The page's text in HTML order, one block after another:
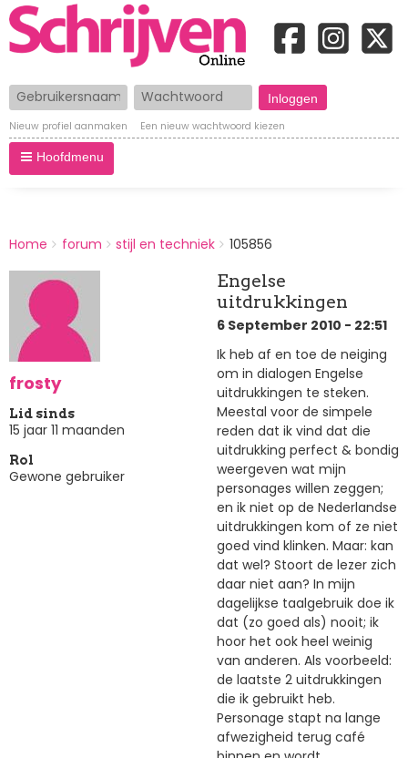
Gebruikersnaam Wachtwoord
Nieuw profiel aanmaken Een nieuw wachtwoord kiezen
Hoofdmenu
BREADCRUMBS
You
here:
Home forum stijl en techniek 105856
frosty
Lid sinds
15 jaar 11 maanden
Rol
Gewone gebruiker
Engelse
uitdrukkingen
6 September 2010 - 22:51
Ik heb af en toe de neiging
om in dialogen Engelse
uitdrukkingen te steken.
Meestal voor de simpele
reden dat ik vind dat die
uitdrukking perfect & bondig
weergeven wat mijn
personages willen zeggen;
en ik niet op de Nederlandse
uitdrukkingen kom of ze niet
goed vind klinken. Maar: kan
dat wel? Stoort de lezer zich
daar niet aan? In mijn
dagelijkse taalgebruik doe ik
dat (zo goed als) nooit; ik
hoor het ook heel weinig
van anderen. Als voorbeeld:
de laatste 2 uitdrukkingen
die ik gebruikt heb.
Personage stapt na lange
afwezigheid terug café